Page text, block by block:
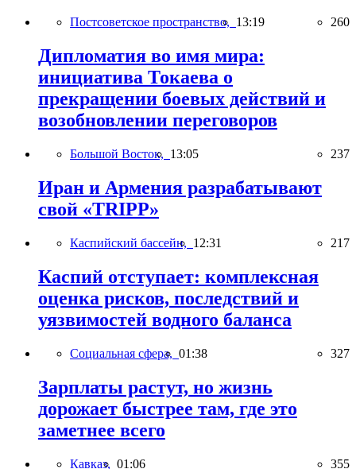
Постсоветское пространство, 13:19 260
Дипломатия во имя мира:
инициатива Токаева о
прекращении боевых действий и
возобновлении переговоров
Большой Восток, 13:05 237
Иран и Армения разрабатывают
свой «TRIPP»
Каспийский бассейн, 12:31 217
Каспий отступает: комплексная
оценка рисков, последствий и
уязвимостей водного баланса
Социальная сфера, 01:38 327
Зарплаты растут, но жизнь
дорожает быстрее там, где это
заметнее всего
Кавказ, 01:06 355